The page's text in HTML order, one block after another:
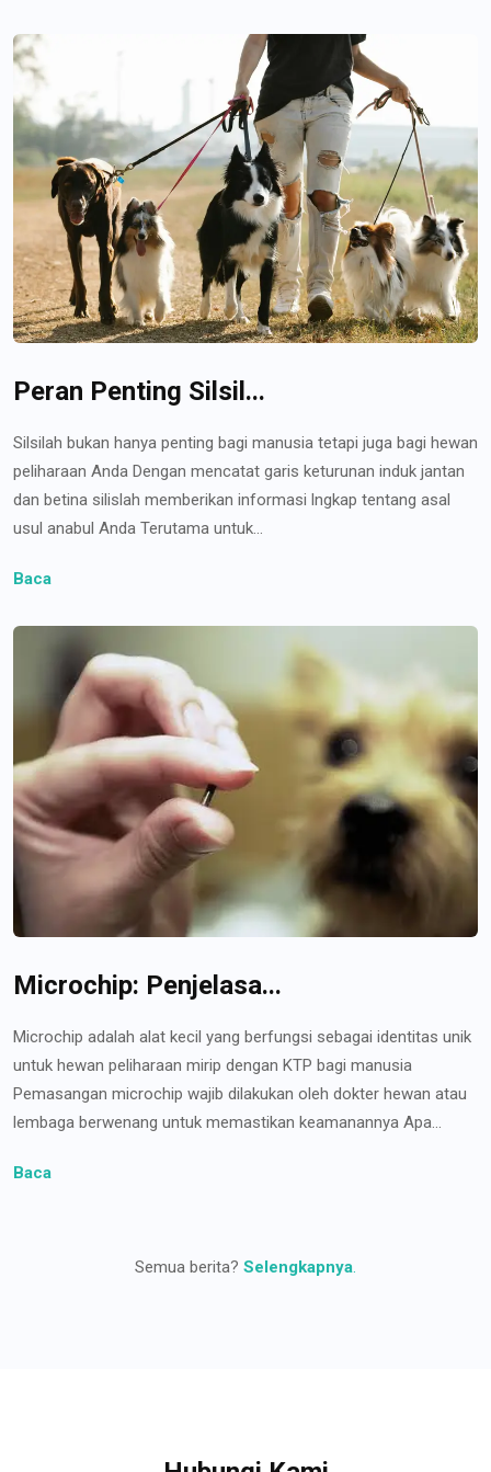
Peran Penting Silsil...
Silsilah bukan hanya penting bagi manusia tetapi juga bagi hewan
peliharaan Anda Dengan mencatat garis keturunan induk jantan
dan betina silislah memberikan informasi lngkap tentang asal
usul anabul Anda Terutama untuk...
Baca
Microchip: Penjelasa...
Microchip adalah alat kecil yang berfungsi sebagai identitas unik
untuk hewan peliharaan mirip dengan KTP bagi manusia
Pemasangan microchip wajib dilakukan oleh dokter hewan atau
lembaga berwenang untuk memastikan keamanannya Apa...
Baca
Semua berita? Selengkapnya.